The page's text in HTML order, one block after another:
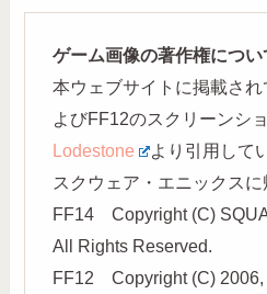
ゲーム画像の著作権につい
本ウェブサイトに掲載さ
よびFF12のスクリーンシ
Lodestone
より引用して
スクウェア・エニックスに
FF14 Copyright (C)
All Rights Reserved.
FF12 Copyright (C) 2006,